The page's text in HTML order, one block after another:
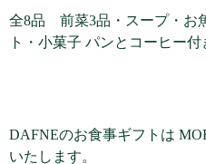
全8品 前菜3品・スープ・お
ト・小菓子 パンとコーヒー付
DAFNEのお食事ギフトは
いたします。